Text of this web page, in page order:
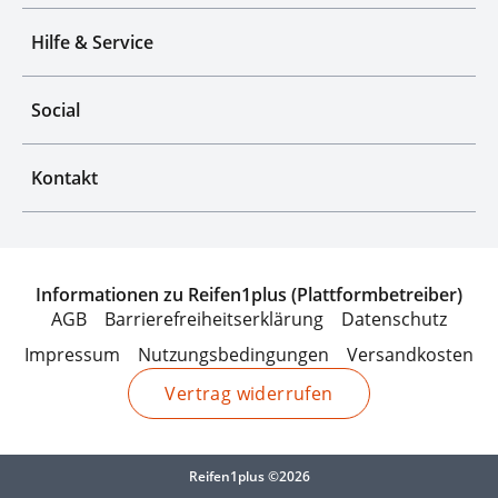
Hilfe & Service
Social
Kontakt
Informationen zu Reifen1plus (Plattformbetreiber)
AGB
Barrierefreiheitserklärung
Datenschutz
Impressum
Nutzungsbedingungen
Versandkosten
Vertrag widerrufen
Reifen1plus ©2026